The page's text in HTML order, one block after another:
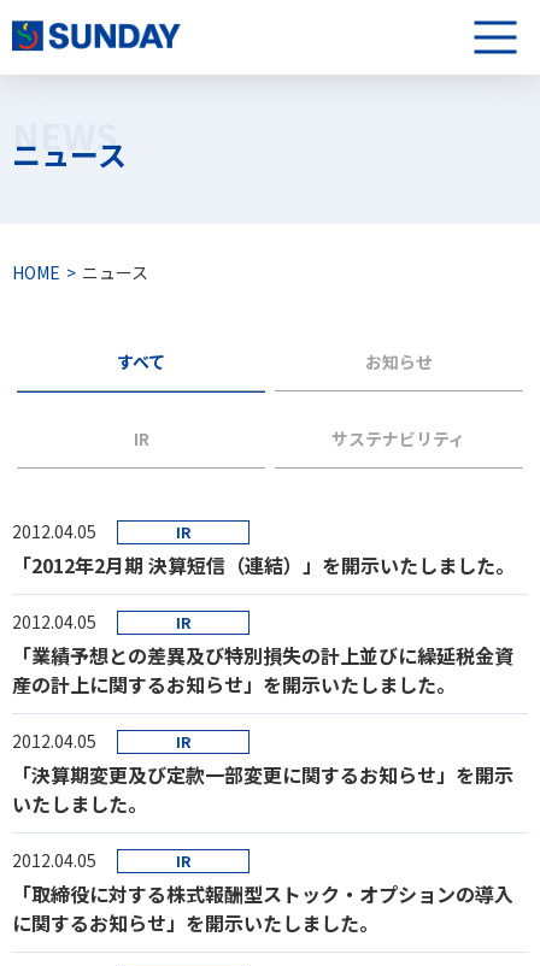
株式会社サンデー
メニュ
NEWS
ニュース
HOME ニュース
すべて お知らせ
IR サステナビリティ
2012.04.05 IR
「2012年2月期 決算短信（連結）」を開示いたしました。
2012.04.05 IR
「業績予想との差異及び特別損失の計上並びに繰延税金資
産の計上に関するお知らせ」を開示いたしました。
2012.04.05 IR
「決算期変更及び定款一部変更に関するお知らせ」を開示
いたしました。
2012.04.05 IR
「取締役に対する株式報酬型ストック・オプションの導入
に関するお知らせ」を開示いたしました。